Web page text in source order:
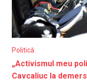
Politică
„Activismul meu
Cavcaliuc la